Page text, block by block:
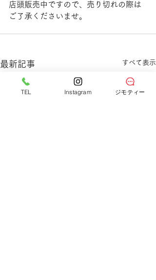
店頭販売中ですので、売り切れの際は
ご了承くださいませ。
最新記事 すべて表示
TEL Instagram ジモティー